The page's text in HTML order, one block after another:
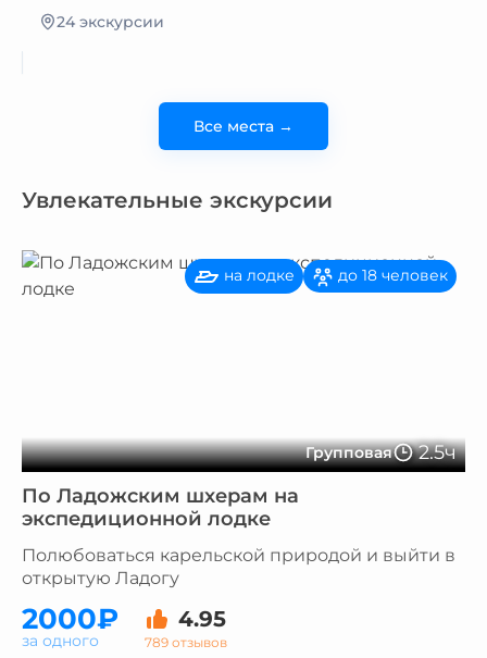
24 экскурсии
Все места →
Увлекательные экскурсии
Групповая 2.5ч
на лодке до 18 человек
По Ладожским шхерам на
экспедиционной лодке
Полюбоваться карельской природой и выйти в
открытую Ладогу
2000₽ 4.95
789 отзывов
за одного